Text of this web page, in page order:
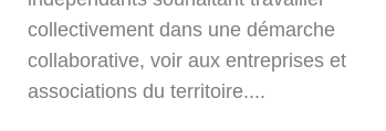
collectivement dans une démarche
collaborative, voir aux entreprises et
associations du territoire....